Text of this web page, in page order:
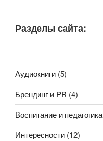
Разделы сайта:
Аудиокниги (5)
Брендинг и PR (4)
Воспитание и педагогика
Интересности (12)